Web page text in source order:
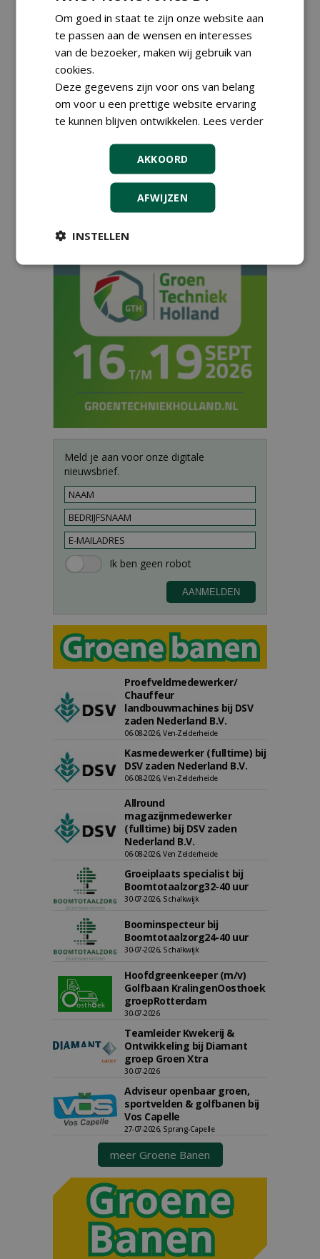
boomverzorgen met
opvallende bedrijfswagen
25-09-2023 254 sec
Storm Boomverzorging
werkt met een Först-
aanhanger
12-05-2023 235 sec
2
Meld je aan voor onze digitale
nieuwsbrief.
Proefveldmedewerker/
Chauffeur
landbouwmachines bij DSV
zaden Nederland B.V.
06-08-2026, Ven-Zelderheide
Kasmedewerker (fulltime) bij
DSV zaden Nederland B.V.
06-08-2026, Ven-Zelderheide
Allround
magazijnmedewerker
(fulltime) bij DSV zaden
Nederland B.V.
06-08-2026, Ven Zelderheide
Groeiplaats specialist bij
Boomtotaalzorg32-40 uur
30-07-2026, Schalkwijk
Boominspecteur bij
Boomtotaalzorg24-40 uur
30-07-2026, Schalkwijk
Hoofdgreenkeeper (m/v)
Golfbaan KralingenOosthoek
groepRotterdam
30-07-2026
Teamleider Kwekerij &
Ontwikkeling bij Diamant
groep Groen Xtra
30-07-2026
Adviseur openbaar groen,
sportvelden & golfbanen bij
Vos Capelle
27-07-2026, Sprang-Capelle
meer Groene Banen
Om goed in staat te zijn onze website aan
te passen aan de wensen en interesses
van de bezoeker, maken wij gebruik van
cookies.
Deze gegevens zijn voor ons van belang
om voor u een prettige website ervaring
te kunnen blijven ontwikkelen. Lees verder
AKKOORD
AFWIJZEN
INSTELLEN